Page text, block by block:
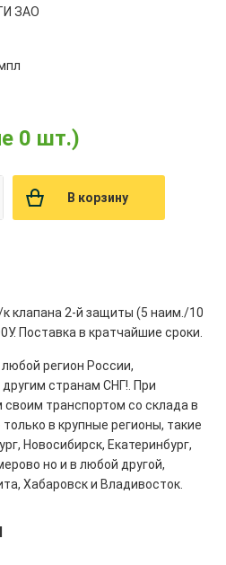
ЗАО
0 шт.)
В корзину
клапана 2-й защиты (5 наим./10
Поставка в кратчайшие сроки.
регион России,
странам СНГ!. При
транспортом со склада в
в крупные регионы, такие
Новосибирск, Екатеринбург,
но и в любой другой,
Хабаровск и Владивосток.